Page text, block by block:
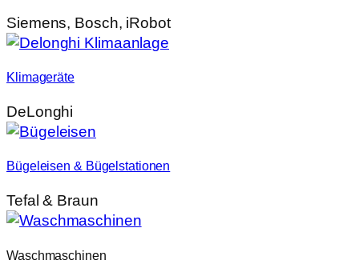
Siemens, Bosch, iRobot
Klimageräte
DeLonghi
Bügeleisen & Bügelstationen
Tefal & Braun
Waschmaschinen